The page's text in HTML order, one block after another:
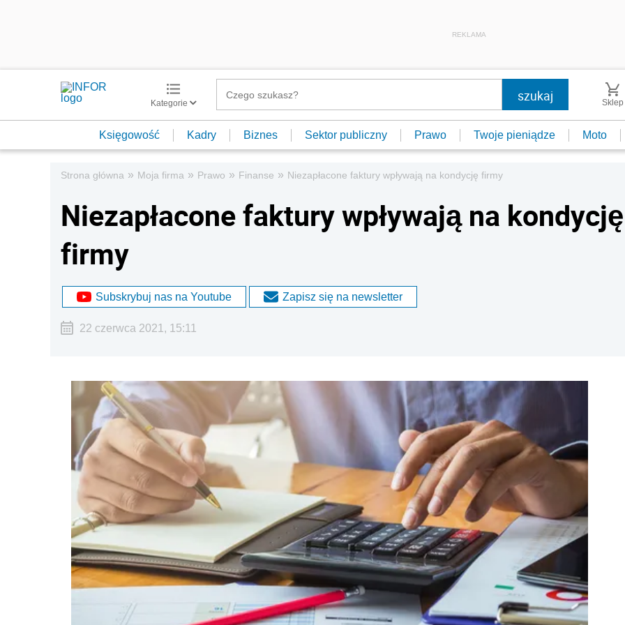
REKLAMA
Kategorie Sklep
Księgowość Kadry Biznes Sektor publiczny Prawo Twoje pieniądze Moto
Strona główna » Moja firma » Prawo » Finanse » Niezapłacone faktury wpływają na kondycję firmy
Niezapłacone faktury wpływają na kondycję
firmy
Subskrybuj nas na Youtube Zapisz się na newsletter
22 czerwca 2021, 15:11